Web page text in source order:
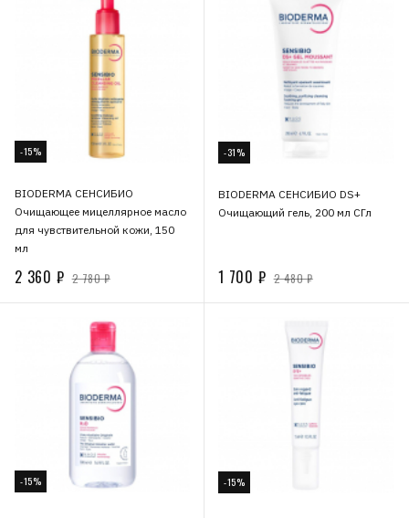
-15%
BIODERMA СЕНСИБИО
Очищающее мицеллярное масло
для чувствительной кожи, 150
мл
2 360 ₽ 2 780 ₽
-31%
BIODERMA СЕНСИБИО DS+
Очищающий гель, 200 мл СГл
1 700 ₽ 2 480 ₽
-15% -15%